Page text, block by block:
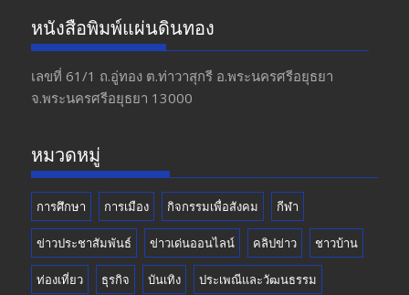
e
b
o
o
a
gr
a
m
itt
er
u
T
u
b
หนังสือพิมพ์แผ่นดินทอง
เลขที่ 61/1 ถ.อู่ทอง​ ต.​ท่าวาสุกรี​ อ.พระนครศรีอยุธยา​
จ.พระนครศรีอยุธยา 13000
หมวดหมู่
การศึกษา การเมือง กิจกรรมเพื่อสังคม กีฬา
ข่าวประชาสัมพันธ์ ข่าวเด่นออนไลน์ คลิปข่าว ชาวบ้าน
ท่องเที่ยว ธุรกิจ บันเทิง ประเพณีและวัฒนธรรม